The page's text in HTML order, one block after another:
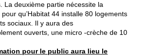
La deuxième partie nécessite la
qu’Habitat 44 installe 80 logements
sociaux. Il y aura des
ouverts, une micro -crèche de 10
pour le public aura lieu le